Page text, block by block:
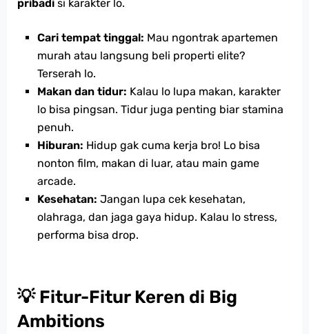
pribadi si karakter lo.
Cari tempat tinggal: Mau ngontrak apartemen
murah atau langsung beli properti elite?
Terserah lo.
Makan dan tidur: Kalau lo lupa makan, karakter
lo bisa pingsan. Tidur juga penting biar stamina
penuh.
Hiburan: Hidup gak cuma kerja bro! Lo bisa
nonton film, makan di luar, atau main game
arcade.
Kesehatan: Jangan lupa cek kesehatan,
olahraga, dan jaga gaya hidup. Kalau lo stress,
performa bisa drop.
💡 Fitur-Fitur Keren di Big
Ambitions